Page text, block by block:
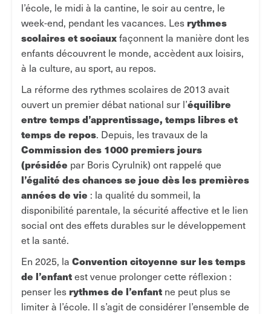
l’école, le midi à la cantine, le soir au centre, le
week-end, pendant les vacances. Lesrythmes
scolaires et sociauxfaçonnent la manière dont les
enfants découvrent le monde, accèdent aux loisirs,
à la culture, au sport, au repos.
La réforme des rythmes scolaires de 2013 avait
ouvert un premier débat national sur l’équilibre
entre temps d’apprentissage, temps libres et
temps de repos. Depuis, les travaux de la
Commission des 1000 premiers jours
(présidée par Boris Cyrulnik) ont rappelé que
l’égalité des chances se joue dès les premières
années de vie : la qualité du sommeil, la
disponibilité parentale, la sécurité affective et le lien
social ont des effets durables sur le développement
et la santé.
En 2025, la Convention citoyenne sur les temps
de l’enfantest venue prolonger cette réflexion :
penser lesrythmes de l’enfant ne peut plus se
limiter à l’école. Il s’agit de considérer l’ensemble de